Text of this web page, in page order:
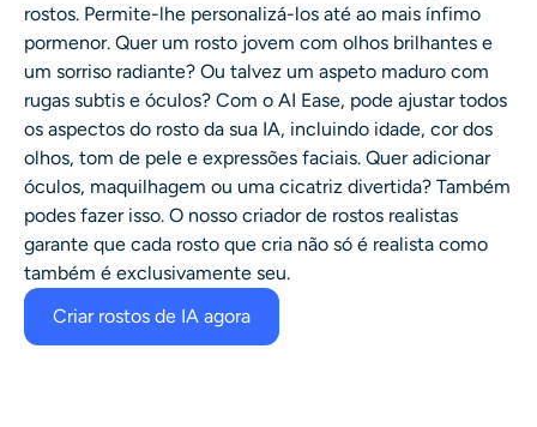
rostos. Permite-lhe personalizá-los até ao mais ínfimo
pormenor. Quer um rosto jovem com olhos brilhantes e
um sorriso radiante? Ou talvez um aspeto maduro com
rugas subtis e óculos? Com o AI Ease, pode ajustar todos
os aspectos do rosto da sua IA, incluindo idade, cor dos
olhos, tom de pele e expressões faciais. Quer adicionar
óculos, maquilhagem ou uma cicatriz divertida? Também
podes fazer isso. O nosso criador de rostos realistas
garante que cada rosto que cria não só é realista como
também é exclusivamente seu.
Criar rostos de IA agora